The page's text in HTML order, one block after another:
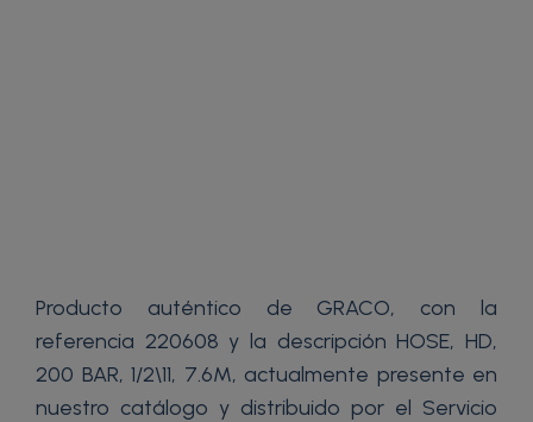
Producto auténtico de GRACO, con la
referencia 220608 y la descripción HOSE, HD,
200 BAR, 1/2\11, 7.6M, actualmente presente en
nuestro catálogo y distribuido por el Servicio